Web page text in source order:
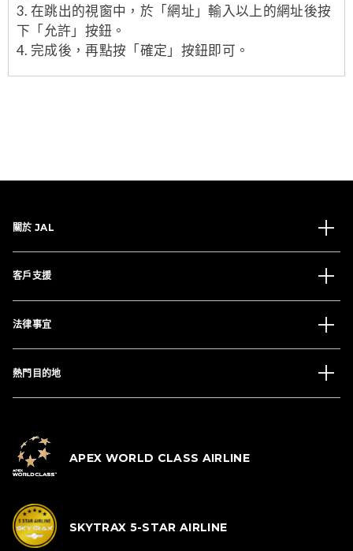
3. 在跳出的視窗中，於「網址」輸入以上的網址後按
下「允許」按鈕。
4. 完成後，再點按「確定」按鈕即可。
關於 JAL
客戶支援
法律事宜
熱門目的地
APEX WORLD CLASS AIRLINE
SKYTRAX 5-STAR AIRLINE